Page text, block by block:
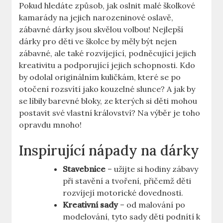
Pokud hledáte způsob, jak oslnit malé školkové
kamarády na jejich⁤ narozeninové oslavě,
zábavné dárky jsou skvělou⁤ volbou! Nejlepší
dárky pro děti ve školce by měly být nejen
zábavné, ale také rozvíjející, podněcující jejich
kreativitu a podporující jejich schopnosti. Kdo
by odolal originálním kuličkám, ‍které se po
otočení rozsvítí jako kouzelné slunce? A jak by
‍se líbily barevné bloky, ze kterých ​si‍ děti mohou
postavit své ⁣vlastní království? Na výběr je toho
opravdu mnoho!
Inspirující ⁤nápady na dárky
Stavebnice – užijte si hodiny zábavy
při stavění ⁣a tvoření, přičemž děti
rozvíjejí motorické dovednosti.
Kreativní sady–⁣ od malování⁤ po
modelování, ​tyto sady děti podnítí k